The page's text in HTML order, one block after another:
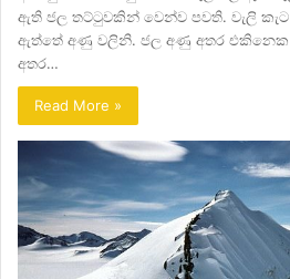
ඇති ජල තට්ටුවකින් වෙන්ව පවති. වැලි කැට
ඇත්තේ අණු වලිනි. ජල අණු අතර
අතර…
Read More »